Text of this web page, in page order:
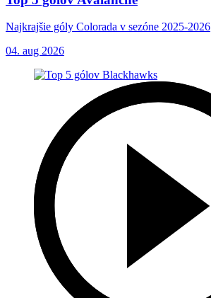
Najkrajšie góly Colorada v sezóne 2025-2026
04. aug 2026